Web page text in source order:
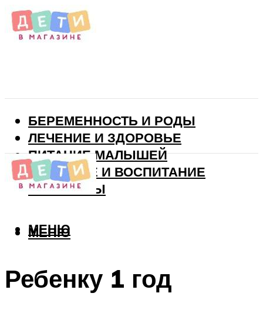
БЕРЕМЕННОСТЬ И РОДЫ
ЛЕЧЕНИЕ И ЗДОРОВЬЕ
ПИТАНИЕ МАЛЫШЕЙ
РАЗВИТИЕ И ВОСПИТАНИЕ
ВИТАМИНЫ
МЕНЮ
МЕНЮ
Ребенку 1 год